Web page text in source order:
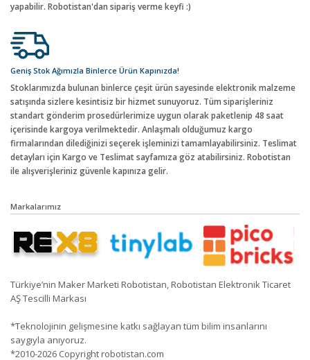
yapabilir. Robotistan'dan sipariş verme keyfi :)
Geniş Stok Ağımızla Binlerce Ürün Kapınızda!
Stoklarımızda bulunan binlerce çeşit ürün sayesinde elektronik malzeme
satışında sizlere kesintisiz bir hizmet sunuyoruz. Tüm siparişleriniz
standart gönderim prosedürlerimize uygun olarak paketlenip 48 saat
içerisinde kargoya verilmektedir. Anlaşmalı olduğumuz kargo
firmalarından dilediğinizi seçerek işleminizi tamamlayabilirsiniz. Teslimat
detayları için Kargo ve Teslimat sayfamıza göz atabilirsiniz. Robotistan
ile alışverişleriniz güvenle kapınıza gelir.
Markalarımız
Türkiye’nin Maker Marketi Robotistan, Robotistan Elektronik Ticaret
AŞ Tescilli Markası
*Teknolojinin gelişmesine katkı sağlayan tüm bilim insanlarını
saygıyla anıyoruz.
*2010-2026 Copyright robotistan.com